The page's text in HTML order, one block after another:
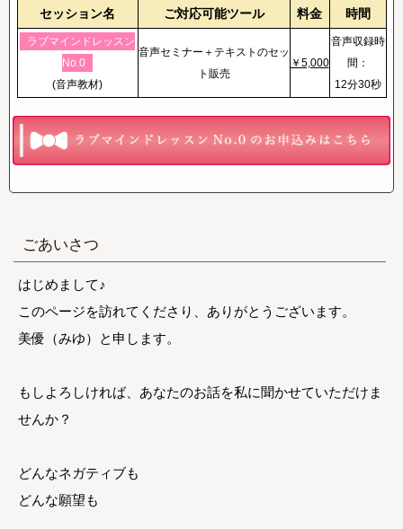
セッション名 ご対応可能ツール 料金 時間
ラブマインドレッスン
No.0
(音声教材)
音声セミナー＋テキストのセッ
ト販売
￥5,000
音声収録時
間：
12分30秒
ごあいさつ
はじめまして♪
このページを訪れてくださり、ありがとうございます。
美優（みゆ）と申します。
もしよろしければ、あなたのお話を私に聞かせていただけま
せんか？
どんなネガティブも
どんな願望も